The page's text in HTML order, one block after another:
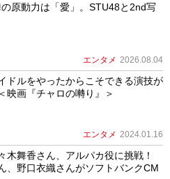
原動力は「愛」。STU48と2nd写
エンタメ 2026.08.04
ドルをやったからこそできる演技が
映画『チャロの囀り』＞
エンタメ 2024.01.16
木舞香さん、アルパカ役に挑戦！
、野口衣織さんがソフトバンクCM